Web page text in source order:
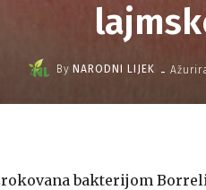
By NARODNI LIJEK -
bakterijom